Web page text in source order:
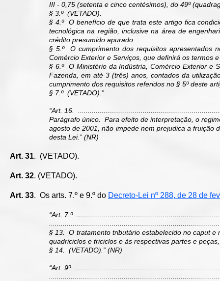
III - 0,75 (setenta e cinco centésimos), do 49º
§ 3.º (VETADO).
§ 4.º O benefício de que trata este artigo fica
tecnológica na região, inclusive na área de
crédito presumido apurado.
§ 5.º O cumprimento dos requisitos apresentados
Comércio Exterior e Serviços, que definirá os termos
§ 6.º O Ministério da Indústria, Comércio Exterior e
Fazenda, em até 3 (três) anos, contados da
cumprimento dos requisitos referidos no § 5º deste
§ 7.º (VETADO).”
“Art. 16.
Parágrafo único. Para efeito de interpretação, o
agosto de 2001, não impede nem prejudica a fruição
desta Lei.” (NR)
Art. 31. (VETADO).
Art. 32. (VETADO).
Art. 33. Os arts. 7.º e 9.º do Decreto-Lei nº 288, de 28 de
“Art. 7.º
§ 13. O tratamento tributário estabelecido no caput e
quadriciclos e triciclos e às respectivas partes e
§ 14. (VETADO).” (NR)
“Art. 9º